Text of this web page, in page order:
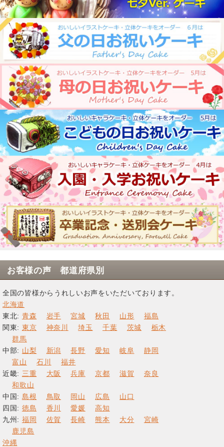
お客様の声 都道府県別
全国の皆様からうれしいお声をいただいております。
北海道
東北: 青森 岩手 宮城 秋田 山形
福島
関東: 東京 神奈川 埼玉 千葉 茨城
栃木
群馬
中部: 山梨 新潟 長野 愛知 岐阜
静岡
富山
石川
福井
近畿: 三重 大阪 兵庫 京都 滋賀
奈良
和歌山
中国: 島根 鳥取 岡山 広島
山口
四国: 徳島 香川 愛媛
高知
九州: 福岡 佐賀 長崎 熊本 大分
宮崎
鹿児島
沖縄